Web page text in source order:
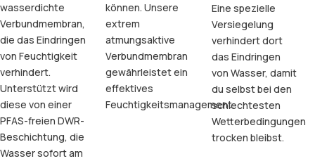
wasserdichte
Verbundmembran,
die das Eindringen
von Feuchtigkeit
verhindert.
Unterstützt wird
diese von einer
PFAS-freien DWR-
Beschichtung, die
Wasser sofort am
können. Unsere
extrem
atmungsaktive
Verbundmembran
gewährleistet ein
effektives
Feuchtigkeitsmanagement.
Eine spezielle
Versiegelung
verhindert dort
das Eindringen
von Wasser, damit
du selbst bei den
schlechtesten
Wetterbedingungen
trocken bleibst.